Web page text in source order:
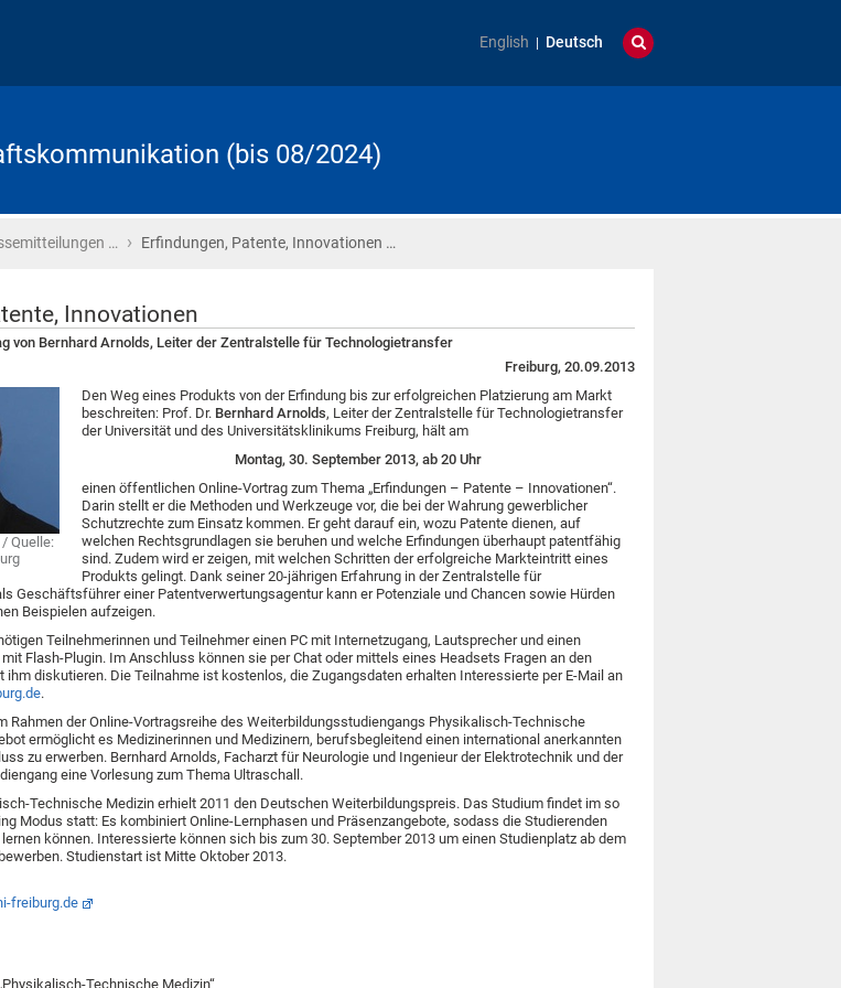
English Deutsch
(bis 08/2024)
… › Erfindungen, Patente, Innovationen …
Innovationen
von Bernhard Arnolds, Leiter der Zentralstelle für Technologietransfer
Freiburg, 20.09.2013
/ Quelle:
Den Weg eines Produkts von der Erfindung bis zur erfolgreichen Platzierung am Markt
beschreiten: Prof. Dr. Bernhard Arnolds, Leiter der Zentralstelle für Technologietransfer
der Universität und des Universitätsklinikums Freiburg, hält am
Montag, 30. September 2013, ab 20 Uhr
einen öffentlichen Online-Vortrag zum Thema „Erfindungen – Patente – Innovationen“.
Darin stellt er die Methoden und Werkzeuge vor, die bei der Wahrung gewerblicher
Schutzrechte zum Einsatz kommen. Er geht darauf ein, wozu Patente dienen, auf
welchen Rechtsgrundlagen sie beruhen und welche Erfindungen überhaupt patentfähig
sind. Zudem wird er zeigen, mit welchen Schritten der erfolgreiche Markteintritt eines
Produkts gelingt. Dank seiner 20-jährigen Erfahrung in der Zentralstelle für
Geschäftsführer einer Patentverwertungsagentur kann er Potenziale und Chancen sowie Hürden
Beispielen aufzeigen.
Teilnehmerinnen und Teilnehmer einen PC mit Internetzugang, Lautsprecher und einen
Flash-Plugin. Im Anschluss können sie per Chat oder mittels eines Headsets Fragen an den
ihm diskutieren. Die Teilnahme ist kostenlos, die Zugangsdaten erhalten Interessierte per E-Mail an
.
Rahmen der Online-Vortragsreihe des Weiterbildungsstudiengangs Physikalisch-Technische
ermöglicht es Medizinerinnen und Medizinern, berufsbegleitend einen international anerkannten
zu erwerben. Bernhard Arnolds, Facharzt für Neurologie und Ingenieur der Elektrotechnik und der
eine Vorlesung zum Thema Ultraschall.
Technische Medizin erhielt 2011 den Deutschen Weiterbildungspreis. Das Studium findet im so
Modus statt: Es kombiniert Online-Lernphasen und Präsenzangebote, sodass die Studierenden
können. Interessierte können sich bis zum 30. September 2013 um einen Studienplatz ab dem
Studienstart ist Mitte Oktober 2013.
freiburg.de
Technische Medizin“